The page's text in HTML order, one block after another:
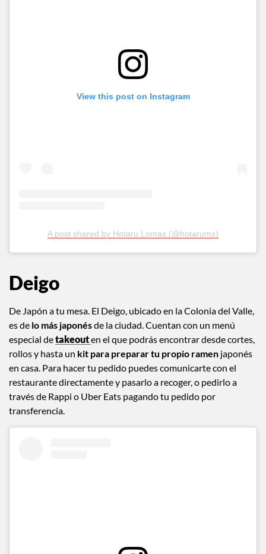
View this post on Instagram
A post shared by Hotaru Lomas (@hotarumx)
Deigo
De Japón a tu mesa. El Deigo, ubicado en la Colonia del Valle,
es de lo más japonésde la ciudad. Cuentan con un menú
especial detakeouten el que podrás encontrar desde cortes,
rollos y hasta un kit para preparar tu propio ramen japonés
en casa. Para hacer tu pedido puedes comunicarte con el
restaurante directamente y pasarlo a recoger, o pedirlo a
través de Rappi o Uber Eats pagando tu pedido por
transferencia.